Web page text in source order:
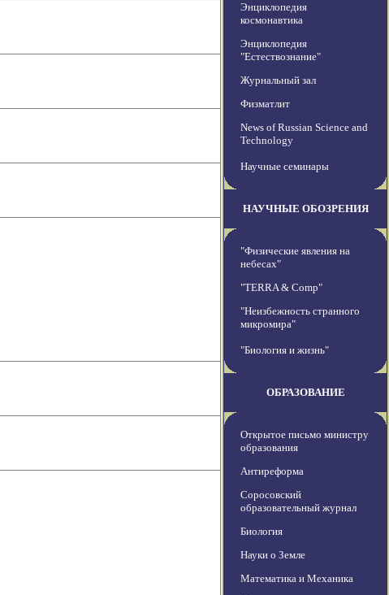
Энциклопедия
космонавтика
Энциклопедия
"Естествознание"
Журнальный зал
Физматлит
News of Russian Science and
Technology
Научные семинары
НАУЧНЫЕ ОБОЗРЕНИЯ
"Физические явления на
небесах"
"TERRA & Comp"
"Неизбежность странного
микромира"
"Биология и жизнь"
ОБРАЗОВАНИЕ
Открытое письмо министру
образования
Антиреформа
Соросовский
образовательный журнал
Биология
Науки о Земле
Математика и Механика